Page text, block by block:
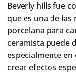
Beverly hills fue
que es una de
porcelana para
ceramista puede
especialmente
crear efectos